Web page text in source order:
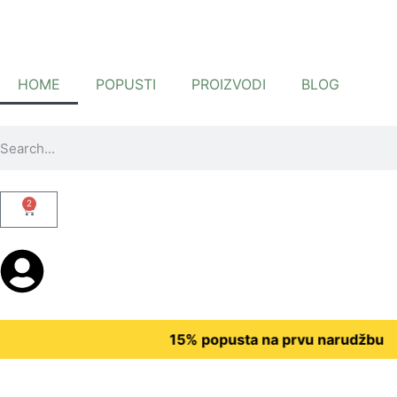
HOME POPUSTI PROIZVODI BLOG
2
15% popusta na prvu narudžbu